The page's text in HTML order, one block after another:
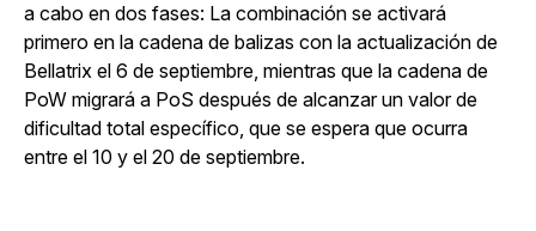
a cabo en dos fases: La combinación se activará
primero en la cadena de balizas con la actualización de
Bellatrix el 6 de septiembre, mientras que la cadena de
PoW migrará a PoS después de alcanzar un valor de
dificultad total específico, que se espera que ocurra
entre el 10 y el 20 de septiembre.